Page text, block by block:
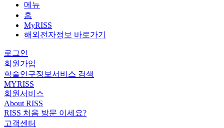
메뉴
홈
MyRISS
해외전자정보 바로가기
로그인
회원가입
학술연구정보서비스 검색
MYRISS
회원서비스
About RISS
RISS 처음 방문 이세요?
고객센터